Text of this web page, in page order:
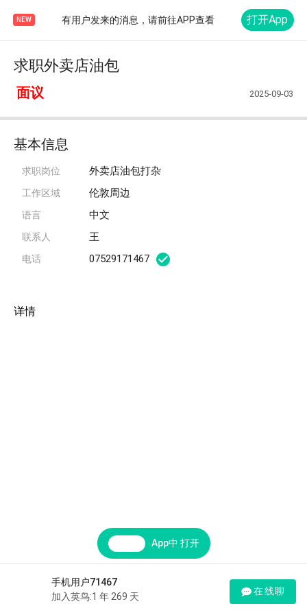
NEW 有用户发来的消息，请前往APP查看 打开App
求职外卖店油包
面议 2025-09-03
基本信息
求职岗位 外卖店油包打杂
工作区域 伦敦周边
语言 中文
联系人 王
电话 07529171467
详情
App中 打开
手机用户71467
加入英鸟:1 年 269 天
在线聊